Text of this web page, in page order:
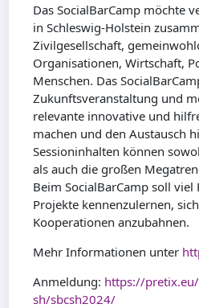
Das SocialBarCamp möchte
in Schleswig-Holstein
Zivilgesellschaft,
Organisationen, Wirtschaft,
Menschen. Das
Zukunftsveranstaltung und
relevante innovative und
machen und den Austausch
Sessioninhalten können
als auch die großen
Beim SocialBarCamp soll viel
Projekte kennenzulernen,
Kooperationen anzubahnen.
Mehr Informationen unter
Anmeldung: https://
sh/sbcsh2024/